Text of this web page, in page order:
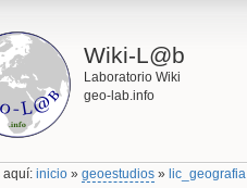
Wiki-L@b
Laboratorio Wiki
geo-lab.info
aquí:inicio »geoestudios » lic_geografia